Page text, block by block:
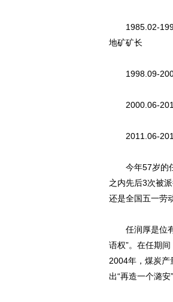
1985.02-
地矿矿长
1998.09-
2000.06-
2011.06-
今年57岁的任
之内先后3次被
还是全国五一劳
任润厚是位有
语权”。在任期
2004年，煤炭产
出“再造一个潞安